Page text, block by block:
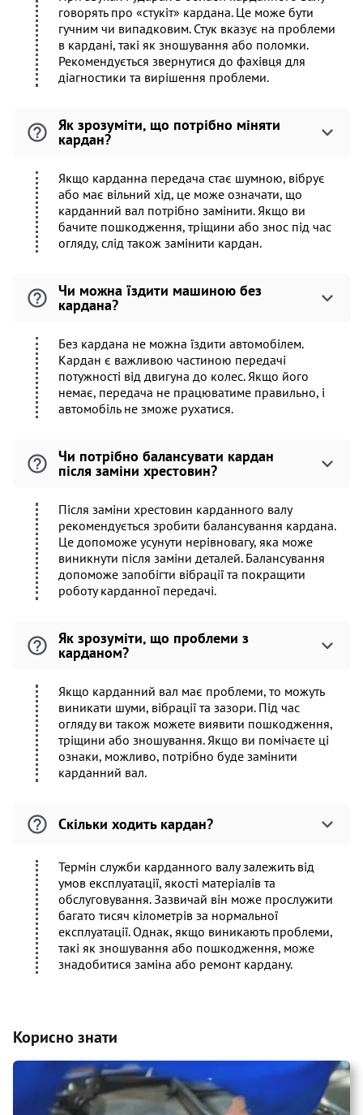
говорять про «стукіт» кардана. Це може бути
гучним чи випадковим. Стук вказує на проблеми
в кардані, такі як зношування або поломки.
Рекомендується звернутися до фахівця для
діагностики та вирішення проблеми.
Як зрозуміти, що потрібно міняти
кардан?
Якщо карданна передача стає шумною, вібрує
або має вільний хід, це може означати, що
карданний вал потрібно замінити. Якщо ви
бачите пошкодження, тріщини або знос під час
огляду, слід також замінити кардан.
Чи можна їздити машиною без
кардана?
Без кардана не можна їздити автомобілем.
Кардан є важливою частиною передачі
потужності від двигуна до колес. Якщо його
немає, передача не працюватиме правильно, і
автомобіль не зможе рухатися.
Чи потрібно балансувати кардан
після заміни хрестовин?
Після заміни хрестовин карданного валу
рекомендується зробити балансування кардана.
Це допоможе усунути нерівновагу, яка може
виникнути після заміни деталей. Балансування
допоможе запобігти вібрації та покращити
роботу карданної передачі.
Як зрозуміти, що проблеми з
карданом?
Якщо карданний вал має проблеми, то можуть
виникати шуми, вібрації та зазори. Під час
огляду ви також можете виявити пошкодження,
тріщини або зношування. Якщо ви помічаєте ці
ознаки, можливо, потрібно буде замінити
карданний вал.
Скільки ходить кардан?
Термін служби карданного валу залежить від
умов експлуатації, якості матеріалів та
обслуговування. Зазвичай він може прослужити
багато тисяч кілометрів за нормальної
експлуатації. Однак, якщо виникають проблеми,
такі як зношування або пошкодження, може
знадобитися заміна або ремонт кардану.
Корисно знати